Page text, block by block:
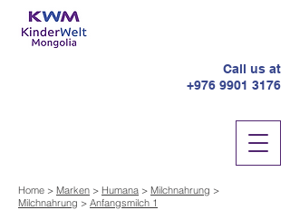
Call us at
+976 9901 3176
Home > Marken > Humana > Milchnahrung >
Milchnahrung > Anfangsmilch 1